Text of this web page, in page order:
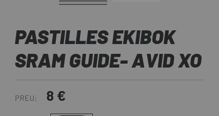
PASTILLES EKIBOK
SRAM GUIDE- AVID XO
PREU: 8 €